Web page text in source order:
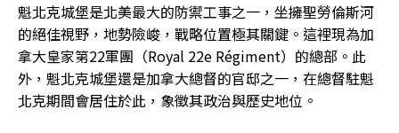
魁北克城堡是北美最大的防禦工事之一，坐擁聖勞倫斯河
的絕佳視野，地勢險峻，戰略位置極其關鍵。這裡現為加
拿大皇家第22軍團（Royal 22e Régiment）的總部。此
外，魁北克城堡還是加拿大總督的官邸之一，在總督駐魁
北克期間會居住於此，象徵其政治與歷史地位。